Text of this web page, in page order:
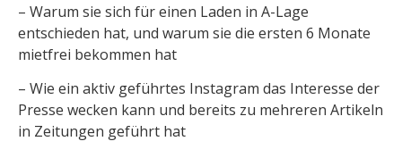
– Warum sie sich für einen Laden in A-Lage
entschieden hat, und warum sie die ersten 6 Monate
mietfrei bekommen hat
– Wie ein aktiv geführtes Instagram das Interesse der
Presse wecken kann und bereits zu mehreren Artikeln
in Zeitungen geführt hat